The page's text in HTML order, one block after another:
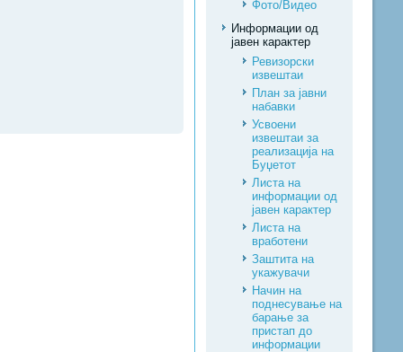
Фото/Видео
Информации од
јавен карактер
Ревизорски
извештаи
План за јавни
набавки
Усвоени
извештаи за
реализација на
Буџетот
Листа на
информации од
јавен карактер
Листа на
вработени
Заштита на
укажувачи
Начин на
поднесување на
барање за
пристап до
информации